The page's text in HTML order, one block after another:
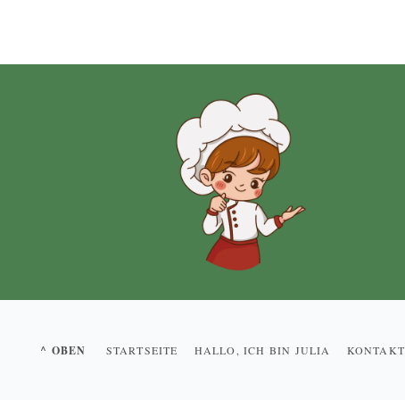
^ OBEN STARTSEITE HALLO, ICH BIN JULIA KONTAKT